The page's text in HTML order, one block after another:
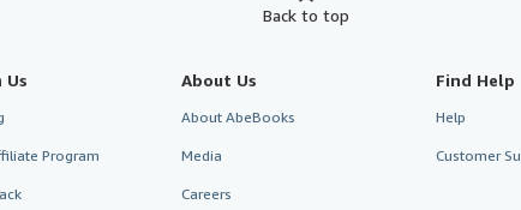
Back to top
Us
Program
About Us
About AbeBooks
Media
Careers
Find Help
Help
Customer